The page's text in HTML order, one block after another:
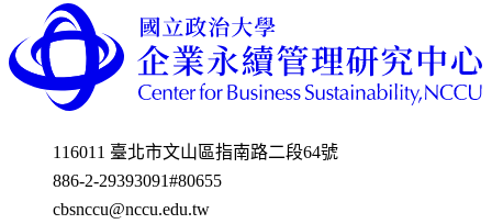
116011 臺北市文山區指南路二段64號
886-2-29393091#80655
cbsnccu@nccu.edu.tw